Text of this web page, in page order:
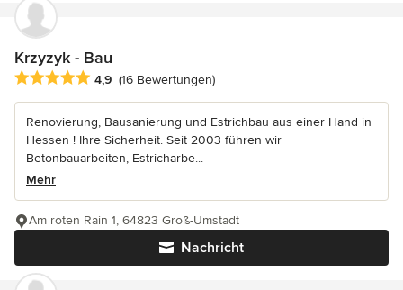
Krzyzyk - Bau
Durchschnittliche Bewertung: 4.9 von 5 Sternen
4,9 (16 Bewertungen)
Renovierung, Bausanierung und Estrichbau aus einer Hand in
Hessen ! Ihre Sicherheit. Seit 2003 führen wir
Betonbauarbeiten, Estricharbe...
Mehr
Nachricht
Am roten Rain 1, 64823 Groß-Umstadt